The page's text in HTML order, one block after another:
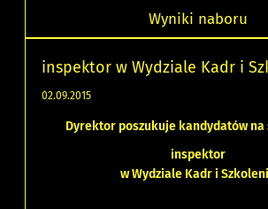
Wyniki naboru
inspektor w Wydziale Kadr i
02.09.2015
Dyrektor poszukuje kandydatów
inspektor
w Wydziale Kadr i